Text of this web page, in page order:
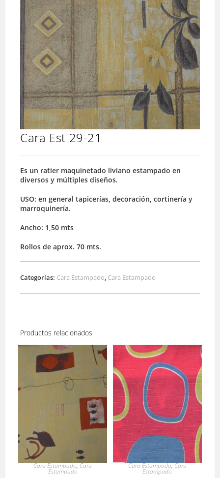
Cara Est 29-21
Es un ratier maquinetado liviano estampado en
diversos y múltiples diseños.
USO: en general tapicerías, decoración, cortinería y
marroquinería.
Ancho: 1,50 mts
Rollos de aprox. 70 mts.
Categorías: Cara Estampado Cara Estampado
Productos relacionados
Cara Estampado,Cara
Estampado
Cara Estampado,Cara
Estampado